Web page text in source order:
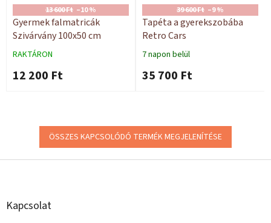
13 600 Ft –10 %
Gyermek falmatricák
Szivárvány 100x50 cm
RAKTÁRON
12 200 Ft
39 600 Ft –9 %
Tapéta a gyerekszobába
Retro Cars
7 napon belül
35 700 Ft
ÖSSZES KAPCSOLÓDÓ TERMÉK MEGJELENÍTÉSE
L
Kapcsolat